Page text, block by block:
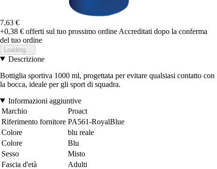
7,63 €
+0,38 € offerti sul tuo prossimo ordine Accreditati dopo la conferma
del tuo ordine
Loading...
Descrizione
Bottiglia sportiva 1000 ml, progettata per evitare qualsiasi contatto con
la bocca, ideale per gli sport di squadra.
Informazioni aggiuntive
Marchio
Proact
Riferimento fornitore PA561-RoyalBlue
Colore
blu reale
Colore
Blu
Sesso
Misto
Fascia d'età
Adulti